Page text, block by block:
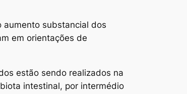
aumento substancial dos
em orientações de
estão sendo realizados na
intestinal, por intermédio